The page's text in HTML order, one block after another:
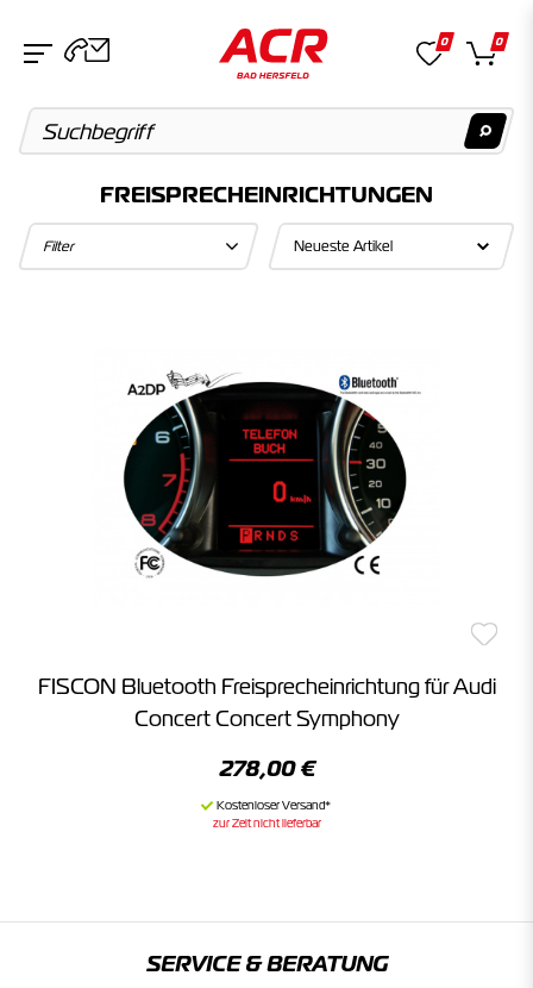
Keine Suchergebnisse gefunden.
Keine Suchergebnisse gefunden.
Kategorien
Keine Suchergebnisse gefunden.
0 0
FREISPRECHEINRICHTUNGEN
Filter
FISCON Bluetooth Freisprecheinrichtung für Audi
Concert Concert Symphony
278,00 €
zur Zeit nicht lieferbar
SERVICE & BERATUNG